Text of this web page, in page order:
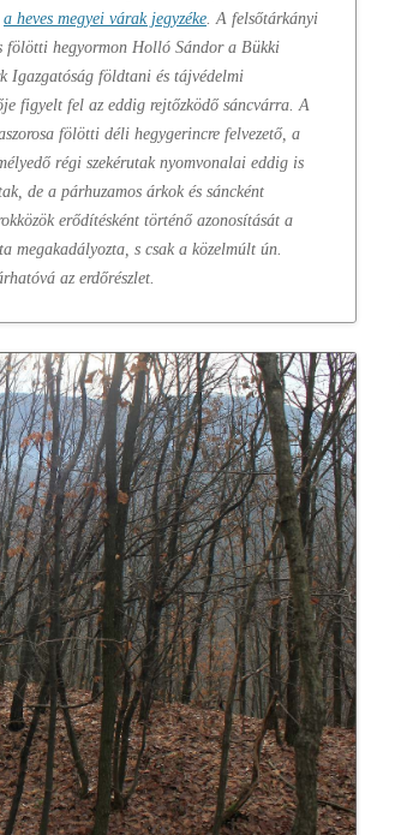
a heves megyei várak jegyzéke. A felsőtárkányi
fölötti hegyormon Holló Sándor a Bükki
Igazgatóság földtani és tájvédelmi
figyelt fel az eddig rejtőzködő sáncvárra. A
fölötti déli hegygerincre felvezető, a
régi szekérutak nyomvonalai eddig is
de a párhuzamos árkok és sáncként
erődítésként történő azonosítását a
megakadályozta, s csak a közelmúlt ún.
az erdőrészlet.